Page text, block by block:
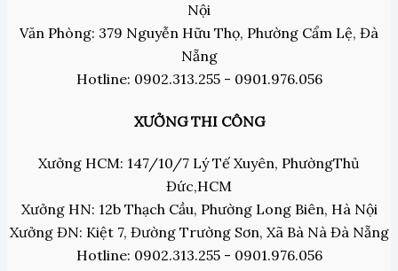
Nội
Văn Phòng: 379 Nguyễn Hữu Thọ, Phường Cẩm Lệ, Đà
Nẵng
Hotline: 0902.313.255 - 0901.976.056
XƯỞNG THI CÔNG
Xưởng HCM: 147/10/7 Lý Tế Xuyên, PhườngThủ
Đức,HCM
Xưởng HN: 12b Thạch Cầu, Phường Long Biên, Hà Nội
Xưởng ĐN: Kiệt 7, Đường Trường Sơn, Xã Bà Nà Đà Nẵng
Hotline: 0902.313.255 - 0901.976.056